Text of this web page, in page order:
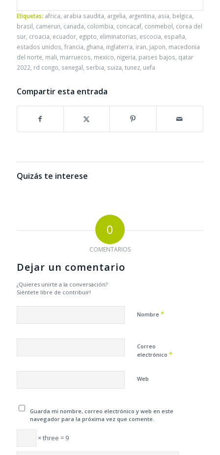
Etiquetas: africa arabia saudita argelia argentina asia belgica
brasil camerun canada colombia concacaf, conmebol corea del
sur, croacia ecuador, egipto eliminatorias escocia españa
estados unidos francia ghana inglaterra iran japon macedonia
del norte mali marruecos mexico nigeria paises bajos qatar
2022 rd congo senegal serbia suiza tunez, uefa
Compartir esta entrada
Quizás te interese
0
COMENTARIOS
Dejar un comentario
¿Quieres unirte a la conversación?
Siéntete libre de contribuir!
Nombre *
Correo
electrónico *
Web
Guarda mi nombre, correo electrónico y web en este
navegador para la próxima vez que comente.
× three = 9